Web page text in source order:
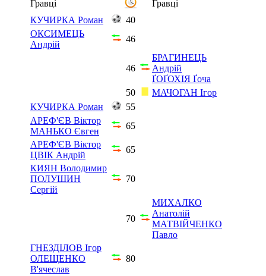
Гравці
Гравці
КУЧИРКА Роман
40
ОКСИМЕЦЬ
Андрій
46
46
БРАГИНЕЦЬ
Андрій
ҐОҐОХІЯ Ґоча
50
МАЧОГАН Ігор
КУЧИРКА Роман
55
АРЕФ'ЄВ Віктор
МАНЬКО Євген
65
АРЕФ'ЄВ Віктор
ЦВІК Андрій
65
КИЯН Володимир
ПОЛУШИН
Сергій
70
70
МИХАЛКО
Анатолій
МАТВІЙЧЕНКО
Павло
ГНЕЗДІЛОВ Ігор
ОЛЕЩЕНКО
В'ячеслав
80